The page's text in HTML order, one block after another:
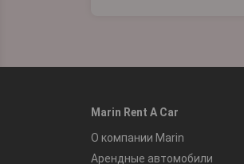
Marin Rent A Car
О компании Marin
Арендные автомобили